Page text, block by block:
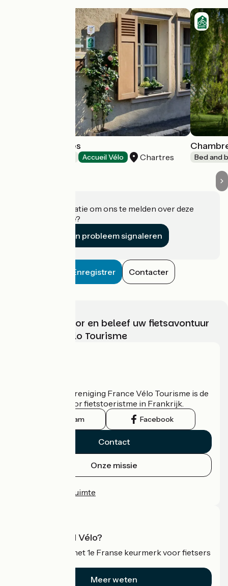
Les Conviv'hôtes
Accueil Vélo Chartres Bed and
Heeft u informatie om ons te melden over deze
accommodatie?
Een probleem signaleren
Enregistrer Contacter
Kies, bereid voor en beleef uw fietsavontuur
met France Vélo Tourisme
De nationale vereniging France Vélo Tourisme is de
officiële gids voor fietstoeristme in Frankrijk.
Instagram Facebook
Contact
Onze missie
Professionele ruimte
Wat is Accueil Vélo?
Accueil Vélo is het 1e Franse keurmerk voor fietsers
Meer weten